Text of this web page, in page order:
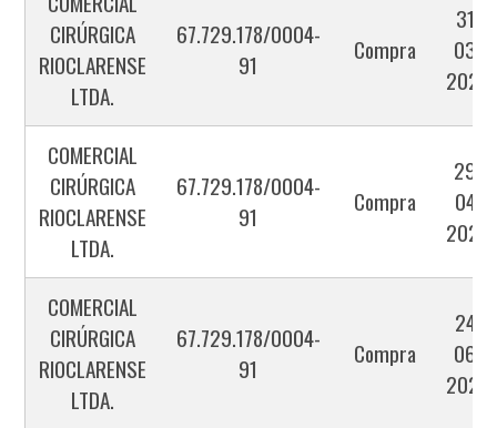
CIRÚRGICA
RIOCLARENSE
LTDA.
67.729.178/0004-
91
Compra
31-
03-
2025
COMERCIAL
CIRÚRGICA
RIOCLARENSE
LTDA.
67.729.178/0004-
91
Compra
29-
04-
2025
COMERCIAL
CIRÚRGICA
RIOCLARENSE
LTDA.
67.729.178/0004-
91
Compra
24-
06-
2025